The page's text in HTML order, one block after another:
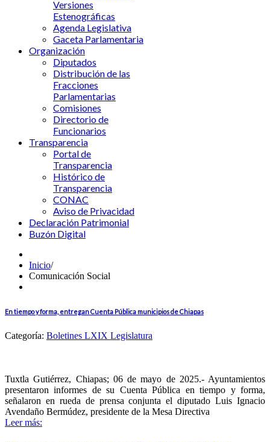
Versiones
Estenográficas
Agenda Legislativa
Gaceta Parlamentaria
Organización
Diputados
Distribución de las
Fracciones
Parlamentarias
Comisiones
Directorio de
Funcionarios
Transparencia
Portal de
Transparencia
Histórico de
Transparencia
CONAC
Aviso de Privacidad
Declaración Patrimonial
Buzón Digital
Inicio/
Comunicación Social
En tiempo y forma, entregan Cuenta Pública municipios de Chiapas
Categoría: Boletines LXIX Legislatura
Tuxtla Gutiérrez, Chiapas; 06 de mayo de 2025.- Ayuntamientos
presentaron informes de su Cuenta Pública en tiempo y forma,
señalaron en rueda de prensa conjunta el diputado Luis Ignacio
Avendaño Bermúdez, presidente de la Mesa Directiva
Leer más: